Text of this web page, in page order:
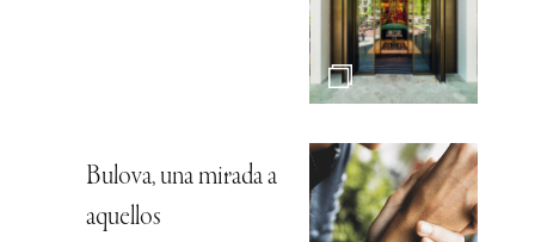
Bulova, una mirada a
aquellos